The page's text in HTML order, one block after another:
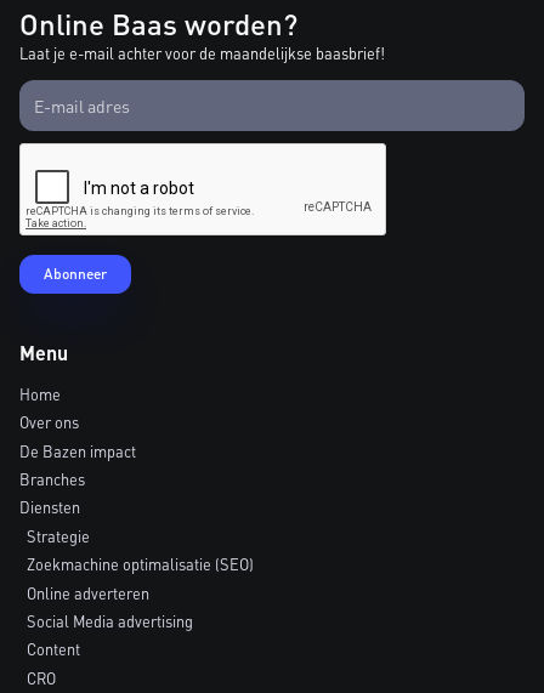
Online Baas worden?
Laat je e-mail achter voor de maandelijkse baasbrief!
Menu
Home
Over ons
De Bazen impact
Branches
Diensten
Strategie
Zoekmachine optimalisatie (SEO)
Online adverteren
Social Media advertising
Content
CRO